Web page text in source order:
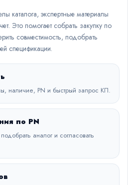
каталога, экспертные материалы
Это помогает собрать закупку по
совместимость, подобрать
спецификации.
наличие, PN и быстрый запрос КП.
по PN
аналог и согласовать